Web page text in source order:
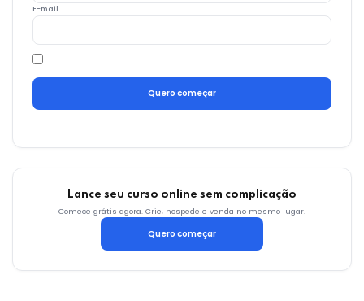
E-mail
Quero começar
Lance seu curso online sem complicação
Comece grátis agora. Crie, hospede e venda no mesmo lugar.
Quero começar